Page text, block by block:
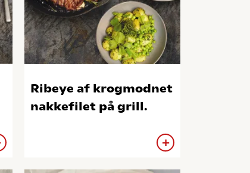
Ribeye af krogmodnet
nakkefilet på grill.